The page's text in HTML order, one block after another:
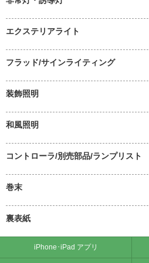
エクステリアライト
フラッド/サインライティング
装飾照明
和風照明
コントローラ/別売部品/ランプリスト
巻末
裏表紙
iPhone･iPad アプリ